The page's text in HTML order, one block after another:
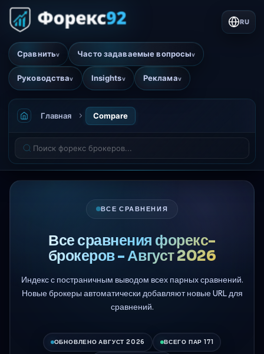
Сравнитьv Часто задаваемые вопросыv
Руководстваv Insightsv Рекламаv
RU
Главная Compare
ВСЕ СРАВНЕНИЯ
Все сравнения форекс-
брокеров - Август 2026
Индекс с постраничным выводом всех парных сравнений.
Новые брокеры автоматически добавляют новые URL для
сравнений.
ОБНОВЛЕНО АВГУСТ 2026 ВСЕГО ПАР 171